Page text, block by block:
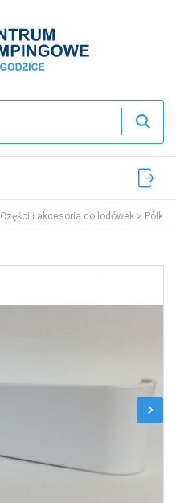
Części i akcesoria do lodówek > Półka
chevron_right